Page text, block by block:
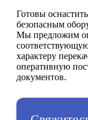
Готовы
безопасным
Мы предложим
характеру
оперативную
документов.